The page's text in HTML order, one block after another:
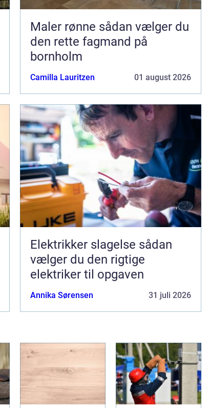
Maler rønne sådan vælger du
den rette fagmand på
bornholm
Camilla Lauritzen 01 august 2026
Elektrikker slagelse sådan
vælger du den rigtige
elektriker til opgaven
Annika Sørensen 31 juli 2026